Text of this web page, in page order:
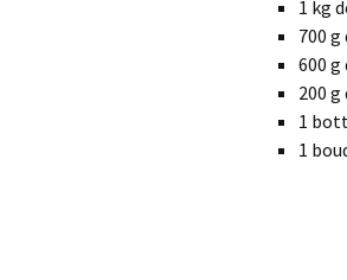
1 kg
700 g
600 g
200
1
1